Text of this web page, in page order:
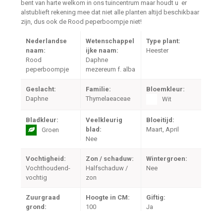
bent van harte welkom in ons tuincentrum maar houdt u er
alstublieft rekening mee dat niet alle planten altijd beschikbaar
zijn, dus ook de Rood peperboompje niet!
Nederlandse
naam:
Rood
peperboompje
Wetenschappel
ijke naam:
Daphne
mezereum f. alba
Type plant:
Heester
Geslacht:
Daphne
Familie:
Thymelaeaceae
Bloemkleur:
Wit
Bladkleur:
Groen
Veelkleurig
blad:
Nee
Bloeitijd:
Maart, April
Vochtigheid:
Vochthoudend-
vochtig
Zon / schaduw:
Halfschaduw /
zon
Wintergroen:
Nee
Zuurgraad
grond:
Hoogte in CM:
100
Giftig:
Ja